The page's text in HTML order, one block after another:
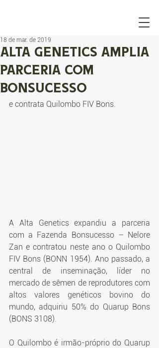
Alta Genetics amplia
parceria com
Bonsucesso
18 de mar. de 2019
e contrata Quilombo FIV Bons.
A Alta Genetics expandiu a parceria
com a Fazenda Bonsucesso – Nelore
Zan e contratou neste ano o Quilombo
FIV Bons (BONN 1954). Ano passado, a
central de inseminação, líder no
mercado de sêmen de reprodutores com
altos valores genéticos bovino do
mundo, adquiriu 50% do Quarup Bons
(BONS 3108).
O Quilombo é irmão-próprio do Quarup